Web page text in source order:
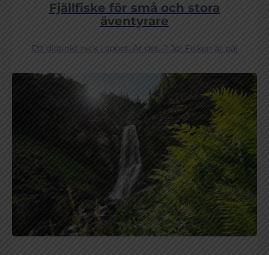
Fjällfiske för små och stora
äventyrare
Ett distinkt ryck i spöet. Är det…? Jo! Fisken är på!